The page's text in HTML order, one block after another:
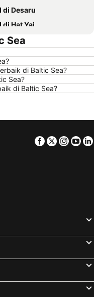
di Desaru
di Hat Yai
di Miri
di Singapore
di Cherating
di Selangor
di Malaysia
Sea
di Baltic Sea?
Sea?
di Baltic Sea?
Facebook
Twitter